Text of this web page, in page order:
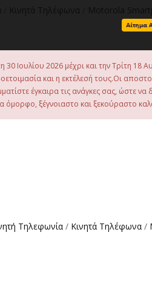
Κινητά Τηλέφωνα Motorola
Ιουλίου 2026 μέχρι και την Τρίτη
και η εκτέλεσή τους.Οι
έγκαιρα τις ανάγκες σας, ώστε
όμορφο, ξέγνοιαστο και ξεκούραστο
Τηλεφωνία / Κινητά Τηλέφωνα /